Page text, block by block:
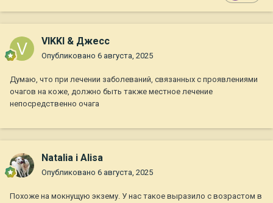
VIKKI & Джесс
Опубликовано 6 августа, 2025
Думаю, что при лечении заболеваний, связанных с проявлениями
очагов на коже, должно быть также местное лечение
непосредственно очага
Natalia i Alisa
Опубликовано 6 августа, 2025
Похоже на мокнущую экзему. У нас такое выразило с возрастом в